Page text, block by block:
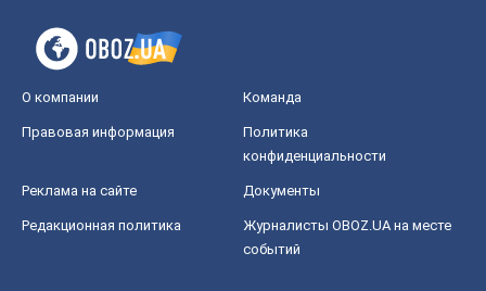
О компании Команда
Правовая информация
Политика
конфиденциальности
Реклама на сайте Документы
Редакционная политика
Журналисты OBOZ.UA на месте
событий